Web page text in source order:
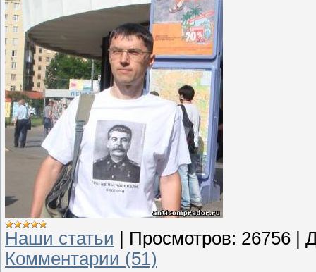
Наши статьи Просмотров: 26756
Комментарии (51)